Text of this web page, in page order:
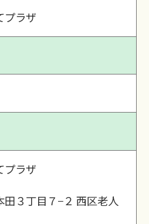
プラザ
プラザ
３丁目７−２ 西区老人